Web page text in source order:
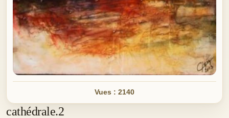
Vues : 2140
cathédrale.2